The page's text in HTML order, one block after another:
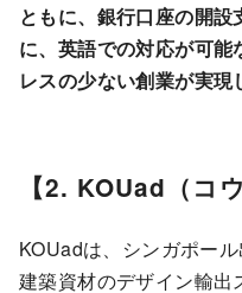
ともに、銀行口座の開
に、英語での対応が可能
レスの少ない創業が実現
【2. KOUad（コ
KOUadは、シンガポー
建築資材のデザイン輸